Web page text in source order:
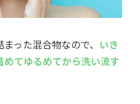
った混合物なので、 いき
てゆるめてから洗い流す